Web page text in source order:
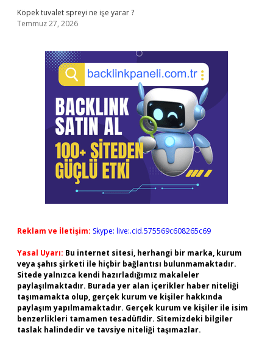
Köpek tuvalet spreyi ne işe yarar ?
Temmuz 27, 2026
Reklam ve İletişim: Skype: live:.cid.575569c608265c69
Yasal Uyarı: Bu internet sitesi, herhangi bir marka, kurum
veya şahıs şirketi ile hiçbir bağlantısı bulunmamaktadır.
Sitede yalnızca kendi hazırladığımız makaleler
paylaşılmaktadır. Burada yer alan içerikler haber niteliği
taşımamakta olup, gerçek kurum ve kişiler hakkında
paylaşım yapılmamaktadır. Gerçek kurum ve kişiler ile isim
benzerlikleri tamamen tesadüfidir. Sitemizdeki bilgiler
taslak halindedir ve tavsiye niteliği taşımazlar.